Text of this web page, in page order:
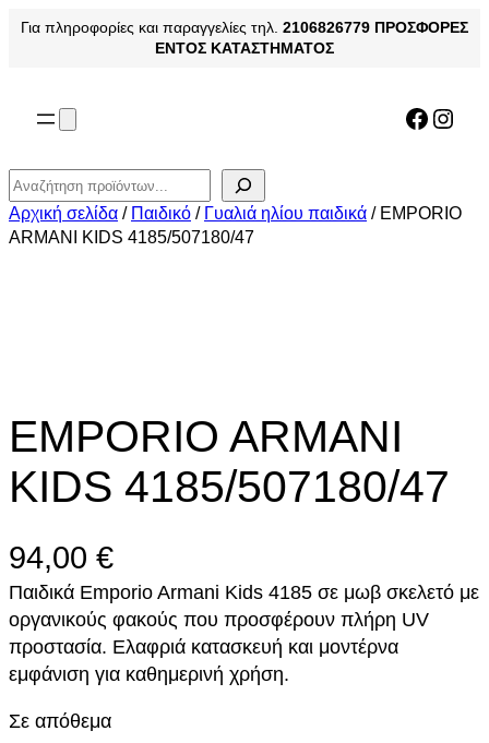
Μετάβαση
Για πληροφορίες και παραγγελίες τηλ. 2106826779 ΠΡΟΣΦΟΡΕΣ
ΕΝΤΟΣ ΚΑΤΑΣΤΗΜΑΤΟΣ
Αναζήτηση
Αρχική σελίδα / Παιδικό / Γυαλιά ηλίου παιδικά / EMPORIO
ARMANI KIDS 4185/507180/47
EMPORIO ARMANI
KIDS 4185/507180/47
94,00 €
Παιδικά Emporio Armani Kids 4185 σε μωβ σκελετό με
οργανικούς φακούς που προσφέρουν πλήρη UV
προστασία. Ελαφριά κατασκευή και μοντέρνα
εμφάνιση για καθημερινή χρήση.
Σε απόθεμα